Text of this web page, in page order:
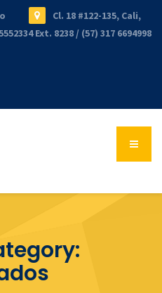
Cl. 18 #122-135, Cali,
Ext. 8238 / (57) 317 6694998